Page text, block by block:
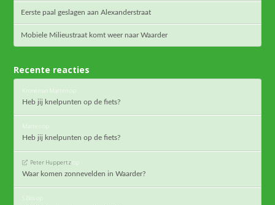
Eerste paal geslagen aan Alexanderstraat
Mobiele Milieustraat komt weer naar Waarder
Recente reacties
Kroneman Marten op
Heb jij knelpunten op de fiets?
Marten op
Heb jij knelpunten op de fiets?
Peter Huppertzop
Waar komen zonnevelden in Waarder?
S.Bos op